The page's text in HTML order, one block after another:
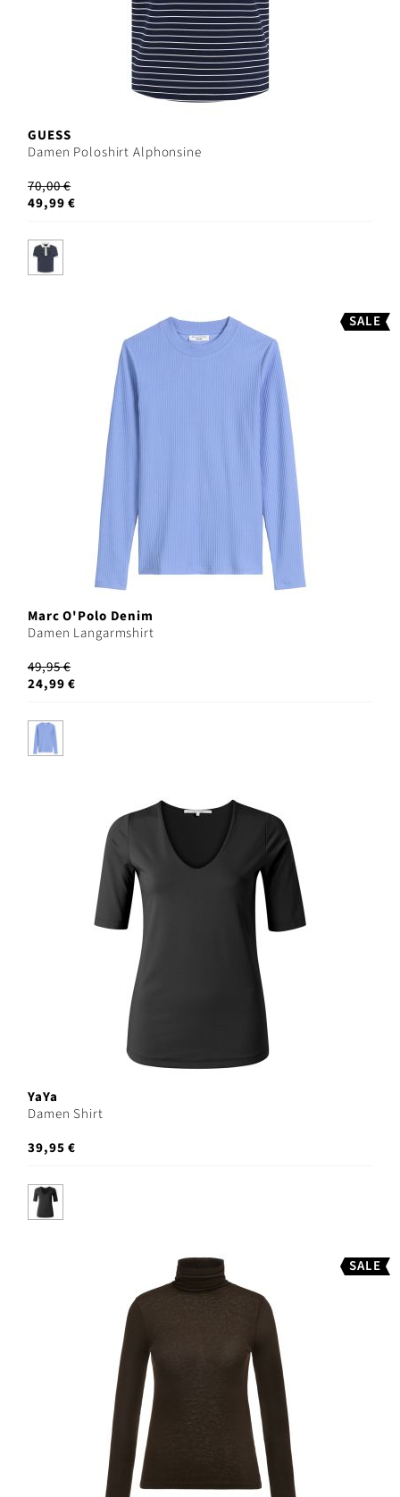
GUESS
Damen Poloshirt Alphonsine
70,00 €
49,99 €
SALE
Marc O'Polo Denim
Damen Langarmshirt
49,95 €
24,99 €
YaYa
Damen Shirt
39,95 €
SALE